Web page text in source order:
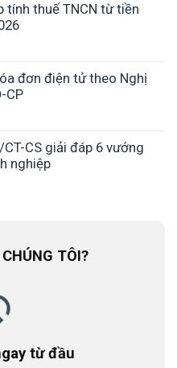
tính thuế TNCN từ tiền
đơn điện tử theo Nghị
CP
CS giải đáp 6 vướng
nghiệp
TÔI?
từ đầu